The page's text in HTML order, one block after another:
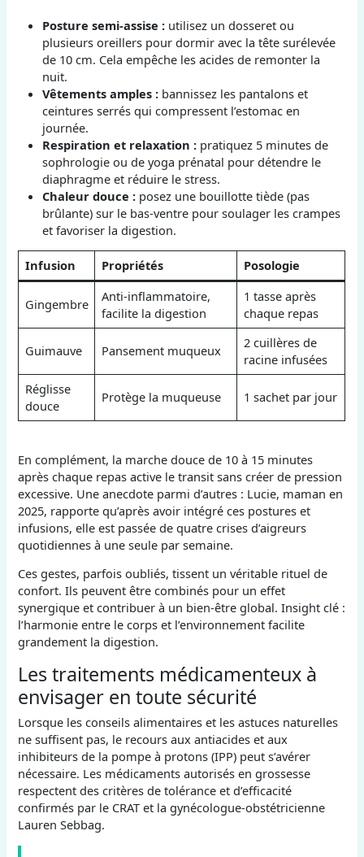
Posture semi-assise :utilisez un dosseret ou
plusieurs oreillers pour dormir avec la tête surélevée
de 10 cm. Cela empêche les acides de remonter la
nuit.
Vêtements amples :bannissez les pantalons et
ceintures serrés qui compressent l’estomac en
journée.
Respiration et relaxation :pratiquez 5 minutes de
sophrologie ou de yoga prénatal pour détendre le
diaphragme et réduire le stress.
Chaleur douce :posez une bouillotte tiède (pas
brûlante) sur le bas-ventre pour soulager les crampes
et favoriser la digestion.
Infusion Propriétés Posologie
Gingembre
Anti-inflammatoire,
facilite la digestion
1 tasse après
chaque repas
Guimauve Pansement muqueux
2 cuillères de
racine infusées
Réglisse
douce
Protège la muqueuse 1 sachet par jour
En complément, la marche douce de 10 à 15 minutes
après chaque repas active le transit sans créer de pression
excessive. Une anecdote parmi d’autres : Lucie, maman en
2025, rapporte qu’après avoir intégré ces postures et
infusions, elle est passée de quatre crises d’aigreurs
quotidiennes à une seule par semaine.
Ces gestes, parfois oubliés, tissent un véritable rituel de
confort. Ils peuvent être combinés pour un effet
synergique et contribuer à un bien-être global. Insight clé :
l’harmonie entre le corps et l’environnement facilite
grandement la digestion.
Les traitements médicamenteux à
envisager en toute sécurité
Lorsque les conseils alimentaires et les astuces naturelles
ne suffisent pas, le recours aux antiacides et aux
inhibiteurs de la pompe à protons (IPP) peut s’avérer
nécessaire. Les médicaments autorisés en grossesse
respectent des critères de tolérance et d’efficacité
confirmés par le CRAT et la gynécologue-obstétricienne
Lauren Sebbag.